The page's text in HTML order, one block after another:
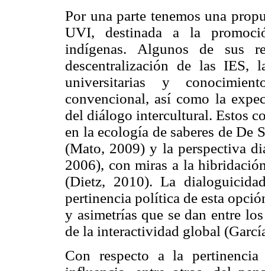
Por una parte tenemos una
UVI, destinada a la
indígenas. Algunos de sus
descentralización de las IES,
universitarias y
convencional, así como la
del diálogo intercultural. Estos
en la ecología de saberes de De
(Mato, 2009) y la perspectiva
2006), con miras a la
(Dietz, 2010). La
pertinencia política de esta
y asimetrías que se dan entre
de la interactividad global
Con respecto a la